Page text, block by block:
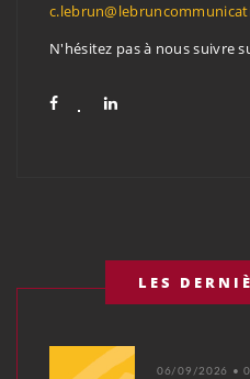
N'hésitez pas à nous suivre
LES
06/09/2026 •